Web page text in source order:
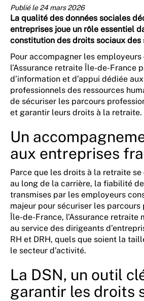
Publié le 24 mars 2026
La qualité des données sociales
entreprises joue un rôle essentiel
constitution des droits sociaux des
Pour accompagner les employeurs
l’Assurance retraite Île-de-France
d’information et d’appui dédiée
professionnels des ressources
de sécuriser les parcours
et garantir leurs droits à la retraite.
Un
aux entreprises
Parce que les droits à la retraite
au long de la carrière, la fiabilité
transmises par les employeurs
majeur pour sécuriser les parcours
Île-de-France, l’Assurance retraite
au service des dirigeants
RH et DRH, quels que soient la
le secteur d’activité.
La DSN, un outil
garantir les droits